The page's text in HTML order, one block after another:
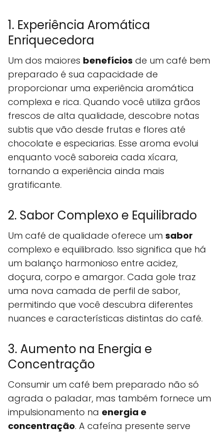
1. Experiência Aromática
Enriquecedora
Um dos maiores benefícios de um café bem
preparado é sua capacidade de
proporcionar uma experiência aromática
complexa e rica. Quando você utiliza grãos
frescos de alta qualidade, descobre notas
subtis que vão desde frutas e flores até
chocolate e especiarias. Esse aroma evolui
enquanto você saboreia cada xícara,
tornando a experiência ainda mais
gratificante.
2. Sabor Complexo e Equilibrado
Um café de qualidade oferece um sabor
complexo e equilibrado. Isso significa que há
um balanço harmonioso entre acidez,
doçura, corpo e amargor. Cada gole traz
uma nova camada de perfil de sabor,
permitindo que você descubra diferentes
nuances e características distintas do café.
3. Aumento na Energia e
Concentração
Consumir um café bem preparado não só
agrada o paladar, mas também fornece um
impulsionamento na energia e
concentração. A cafeína presente serve